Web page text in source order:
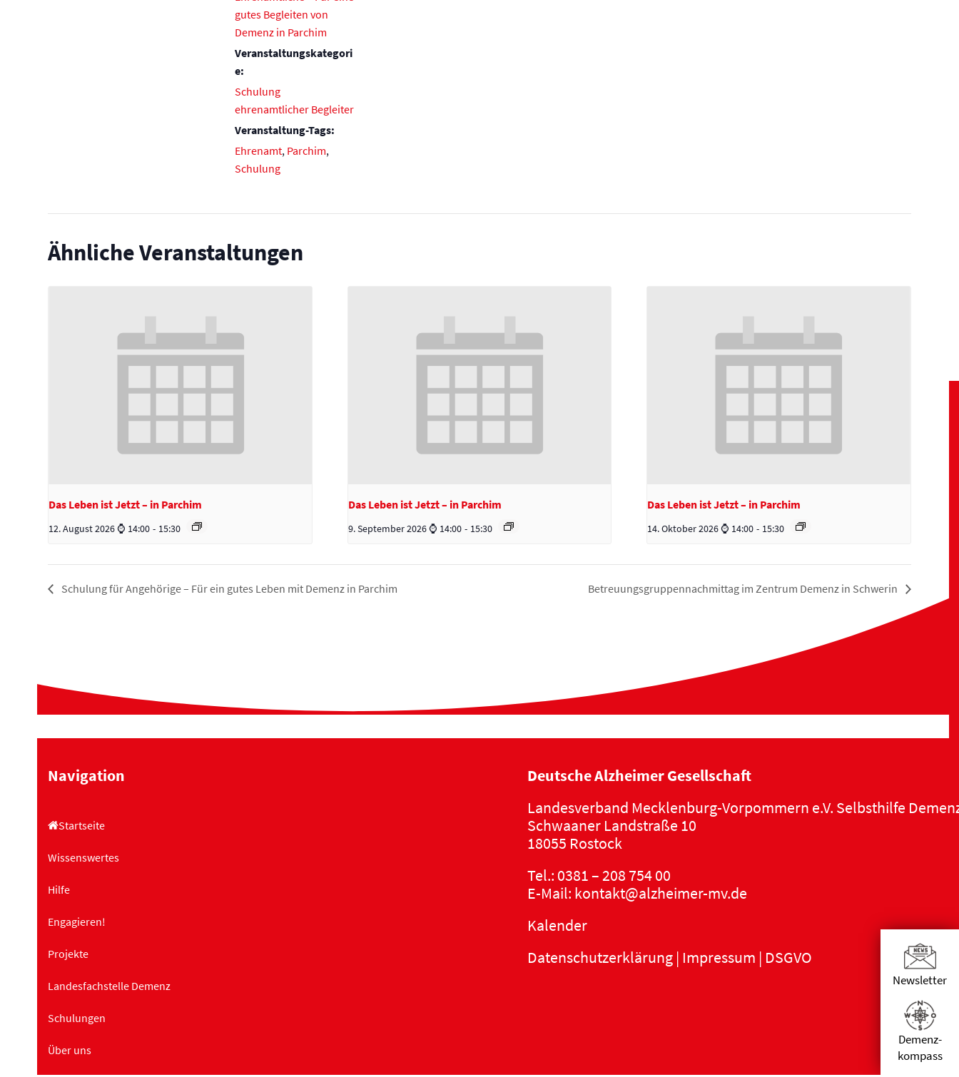
gutes Begleiten von
Demenz in Parchim
Veranstaltungskategori
e:
Schulung
ehrenamtlicher Begleiter
Veranstaltung-Tags:
Ehrenamt, Parchim,
Schulung
Ähnliche Veranstaltungen
Das Leben ist Jetzt – in Parchim
12. August 2026 ⌚ 14:00 - 15:30
Das Leben ist Jetzt – in Parchim
9. September 2026 ⌚ 14:00 - 15:30
Das Leben ist Jetzt – in Parchim
14. Oktober 2026 ⌚ 14:00 - 15:30
Schulung für Angehörige – Für ein gutes Leben mit Demenz in Parchim Betreuungsgruppennachmittag im Zentrum Demenz in Schwerin
Navigation
Startseite
Wissenswertes
Hilfe
Engagieren!
Projekte
Landesfachstelle Demenz
Schulungen
Über uns
Deutsche Alzheimer Gesellschaft
Landesverband Mecklenburg-Vorpommern e.V. Selbsthilfe
Schwaaner Landstraße 10
18055 Rostock
Tel.: 0381 – 208 754 00
E-Mail: kontakt@alzheimer-mv.de
Kalender
Datenschutzerklärung | Impressum | DSGVO
Newsletter
Demenz­
kompass